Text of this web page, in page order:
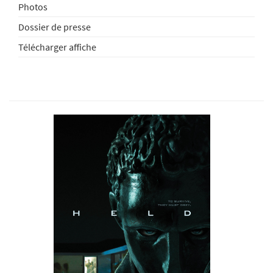
Photos
Dossier de presse
Télécharger affiche